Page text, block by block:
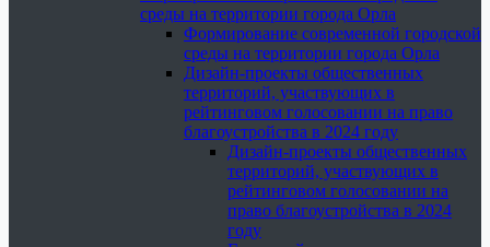
среды на территории города Орла
Формирование современной городской
среды на территории города Орла
Дизайн-проекты общественных
территорий, участвующих в
рейтинговом голосовании на право
благоустройства в 2024 году
Дизайн-проекты общественных
территорий, участвующих в
рейтинговом голосовании на
право благоустройства в 2024
году